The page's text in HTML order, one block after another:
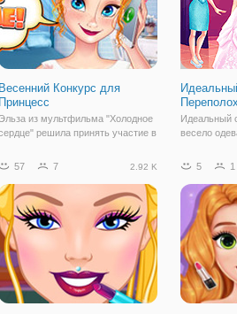
Весенний Конкурс для
Принцесс
Эльза из мультфильма "Холодное
решила принять участие в
узнала из социальных сетей.
стильных образа и показать их
чтобы те
и
Переполох
Идеальный
весело
готовились
Вы можете
чтобы
чтобы
57 7 2.92 K 5 1